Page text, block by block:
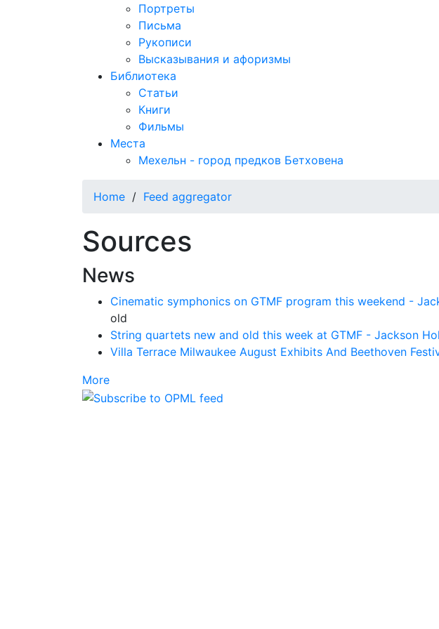
Портреты
Письма
Рукописи
Высказывания и афоризмы
Библиотека
Статьи
Книги
Фильмы
Места
Мехельн - город предков Бетховена
Home / Feed aggregator
Sources
News
Cinematic symphonics on GTMF program this weekend -
old
String quartets new and old this week at GTMF - Jackson
Villa Terrace Milwaukee August Exhibits And Beethoven
More